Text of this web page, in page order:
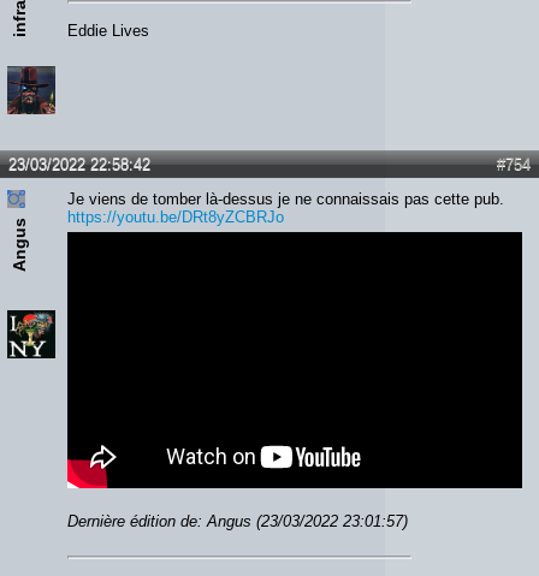
Eddie Lives
#754
23/03/2022 22:58:42
Angus
Je viens de tomber là-dessus je ne connaissais pas cette pub.
https://youtu.be/DRt8yZCBRJo
Dernière édition de: Angus (23/03/2022 23:01:57)